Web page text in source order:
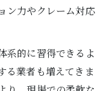
ン力やクレーム対応
系的に習得できるよ
る業者も増えてきま